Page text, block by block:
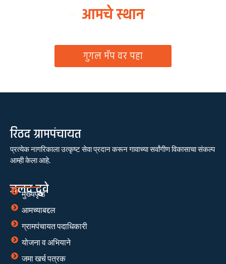
आमचे स्थान
गुगल मॅप वर पहा
रिठद ग्रामपंचायत
प्रत्येक नागरिकाला उत्कृष्ट सेवा प्रदान करून गावाच्या सर्वांगीण विकासाचा संकल्प
आम्ही केला आहे.
जलद दुवे
मुख्यपृष्ठ
आमच्याबद्दल
ग्रामपंचायत पदाधिकारी
योजना व अभियाने
जमा खर्च पत्रक